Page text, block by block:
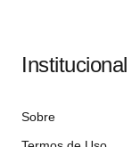
Institucional
Sobre